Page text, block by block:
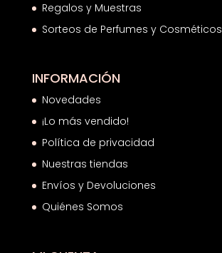
Regalos y Muestras
Sorteos de Perfumes y Cosméticos
INFORMACIÓN
Novedades
¡Lo más vendido!
Política de privacidad
Nuestras tiendas
Envíos y Devoluciones
Quiénes Somos